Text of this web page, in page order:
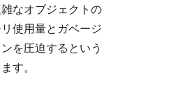
なオブジェクトの
使用量とガベージ
を圧迫するという
す。